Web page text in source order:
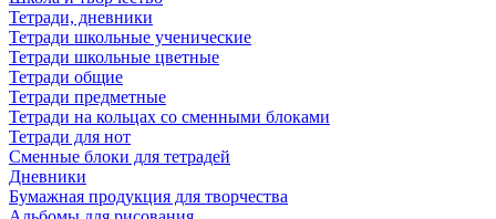
Тетради, дневники
Тетради школьные ученические
Тетради школьные цветные
Тетради общие
Тетради предметные
Тетради на кольцах со сменными блоками
Тетради для нот
Сменные блоки для тетрадей
Дневники
Бумажная продукция для творчества